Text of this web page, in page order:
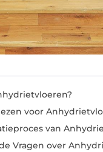
voor
van
Vragen over